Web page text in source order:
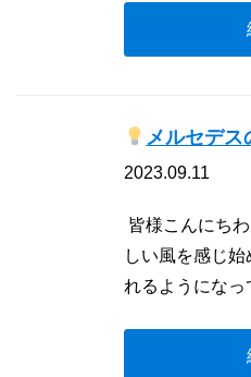
メルセデス
2023.09.11
皆様こんにちわ
しい風を感じ始
れるようになっ